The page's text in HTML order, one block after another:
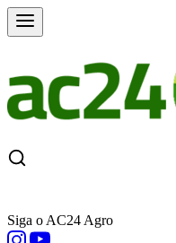
Siga o AC24 Agro